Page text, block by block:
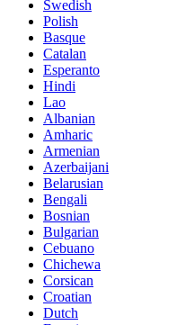
Swedish
Polish
Basque
Catalan
Esperanto
Hindi
Lao
Albanian
Amharic
Armenian
Azerbaijani
Belarusian
Bengali
Bosnian
Bulgarian
Cebuano
Chichewa
Corsican
Croatian
Dutch